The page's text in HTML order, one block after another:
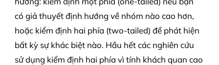
có giả thuyết định hướng về nhóm nào cao hơn,
hoặc kiểm định hai phía (two-tailed) để phát hiện
bất kỳ sự khác biệt nào. Hầu hết các nghiên cứu
sử dụng kiểm định hai phía vì tính khách quan cao